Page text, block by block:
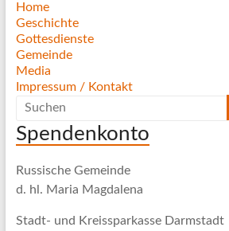
Home
Geschichte
Gottesdienste
Gemeinde
Media
Impressum / Kontakt
Spendenkonto
Russische Gemeinde
d. hl. Maria Magdalena
Stadt- und Kreissparkasse Darmstadt